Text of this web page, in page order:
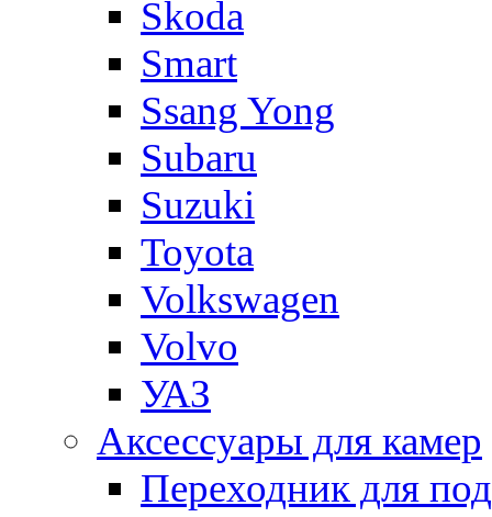
Skoda
Smart
Ssang Yong
Subaru
Suzuki
Toyota
Volkswagen
Volvo
УАЗ
Аксессуары для камер
Переходник для